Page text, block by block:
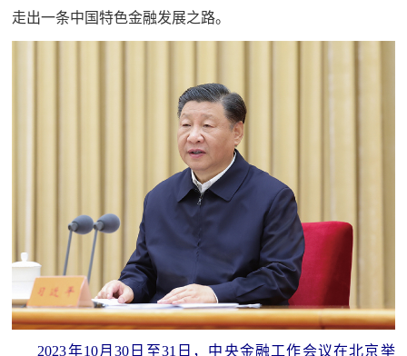
追
踪
防
识
国
防
知
识
全
民
走出一条中国特色金融发展之路。
2023年10月30日至31日，中央金融工作会议在北京举